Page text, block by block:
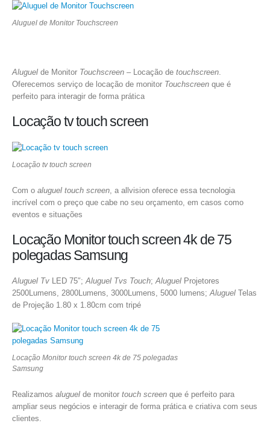
Aluguel de Monitor Touchscreen
Aluguel de Monitor Touchscreen – Locação de touchscreen
Oferecemos serviço de locação de monitor Touchscreen que é
perfeito para interagir de forma prática
Locação tv touch screen
Locação tv touch screen
Com o aluguel touch screen , a allvision oferece essa tecnologia
incrível com o preço que cabe no seu orçamento, em casos como
eventos e situações
Locação Monitor touch screen 4k de 75
polegadas Samsung
Aluguel Tv LED 75″;Aluguel Tvs Touch;Aluguel Projetores
2500Lumens, 2800Lumens, 3000Lumens, 5000 lumens;Aluguel Telas
de Projeção 1.80 x 1.80cm com tripé
Locação Monitor touch screen 4k de 75 polegadas
Samsung
Realizamos aluguel de monitor touch screen que é perfeito para
ampliar seus negócios e interagir de forma prática e criativa com seus
clientes.